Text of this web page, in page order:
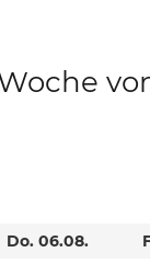
Do. 06.08.